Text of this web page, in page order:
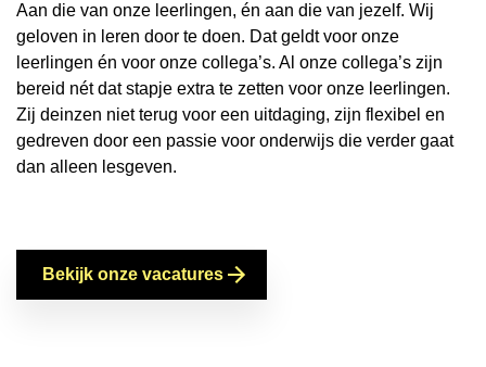
Aan die van onze leerlingen, én aan die van jezelf. Wij
geloven in leren door te doen. Dat geldt voor onze
leerlingen én voor onze collega’s. Al onze collega’s zijn
bereid nét dat stapje extra te zetten voor onze leerlingen.
Zij deinzen niet terug voor een uitdaging, zijn flexibel en
gedreven door een passie voor onderwijs die verder gaat
dan alleen lesgeven.
Bekijk onze vacatures